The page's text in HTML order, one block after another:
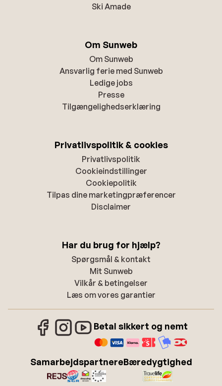
Ski Amade
Om Sunweb
Om Sunweb
Ansvarlig ferie med Sunweb
Ledige jobs
Presse
Tilgængelighedserklæring
Privatlivspolitik & cookies
Privatlivspolitik
Cookieindstillinger
Cookiepolitik
Tilpas dine marketingpræferencer
Disclaimer
Har du brug for hjælp?
Spørgsmål & kontakt
Mit Sunweb
Vilkår & betingelser
Læs om vores garantier
Betal sikkert og nemt
SamarbejdspartnereBæredygtighed